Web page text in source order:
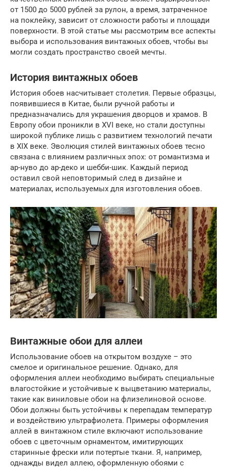
от 1500 до 5000 рублей за рулон, а время, затраченное
на поклейку, зависит от сложности работы и площади
поверхности. В этой статье мы рассмотрим все аспекты
выбора и использования винтажных обоев, чтобы вы
могли создать пространство своей мечты.
История винтажных обоев
История обоев насчитывает столетия. Первые образцы,
появившиеся в Китае, были ручной работы и
предназначались для украшения дворцов и храмов. В
Европу обои проникли в XVI веке, но стали доступны
широкой публике лишь с развитием технологий печати
в XIX веке. Эволюция стилей винтажных обоев тесно
связана с влиянием различных эпох: от романтизма и
ар-нуво до ар-деко и шебби-шик. Каждый период
оставил свой неповторимый след в дизайне и
материалах, используемых для изготовления обоев.
Винтажные обои для аллеи
Использование обоев на открытом воздухе – это
смелое и оригинальное решение. Однако, для
оформления аллеи необходимо выбирать специальные
влагостойкие и устойчивые к выцветанию материалы,
такие как виниловые обои на флизелиновой основе.
Обои должны быть устойчивы к перепадам температур
и воздействию ультрафиолета. Примеры оформления
аллей в винтажном стиле включают использование
обоев с цветочным орнаментом, имитирующих
старинные фрески или потертые ткани. Я, например,
однажды видел аллею, оформленную обоями с